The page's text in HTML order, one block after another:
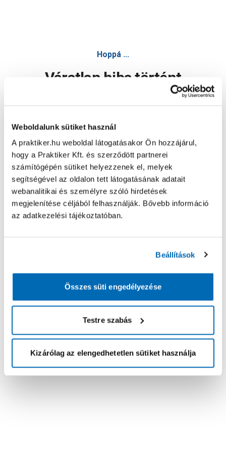
Weboldalunk sütiket használ
A praktiker.hu weboldal látogatásakor Ön hozzájárul,
hogy a Praktiker Kft. és szerződött partnerei
számítógépén sütiket helyezzenek el, melyek
segítségével az oldalon tett látogatásának adatait
webanalitikai és személyre szóló hirdetések
megjelenítése céljából felhasználják. Bővebb információ
az adatkezelési tájékoztatóban.
Beállítások
Összes süti engedélyezése
Testre szabás
Kizárólag az elengedhetetlen sütiket használja
Hoppá ...
Váratlan hiba történt
Oldal újratöltése